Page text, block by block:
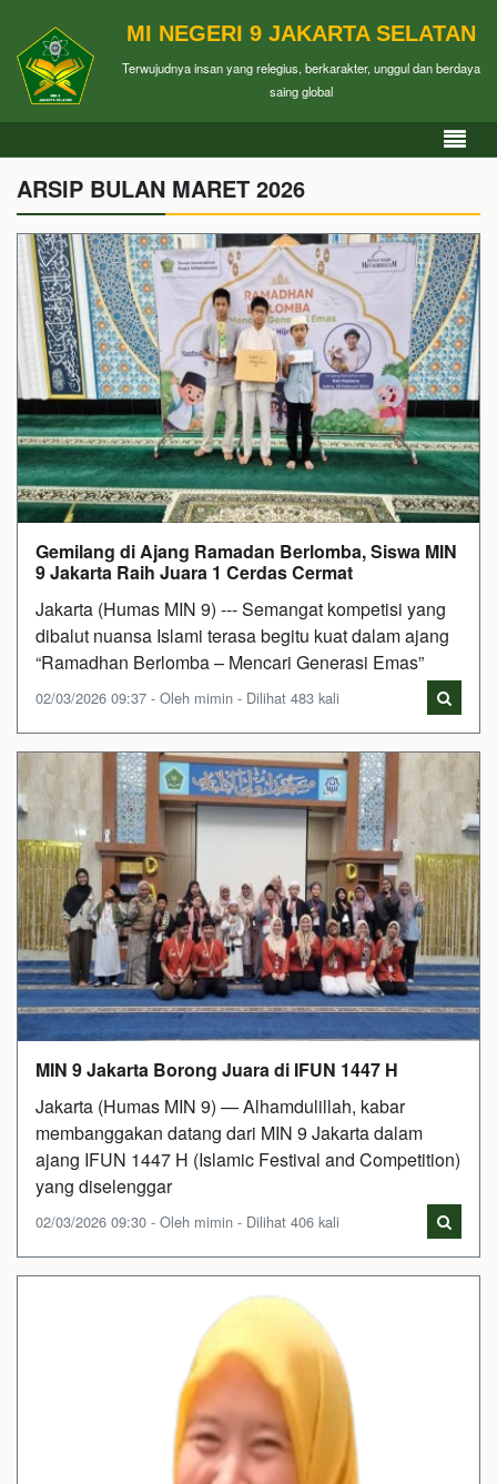
MI NEGERI 9 JAKARTA SELATAN
Terwujudnya insan yang relegius, berkarakter, unggul dan berdaya
saing global
ARSIP BULAN MARET 2026
Gemilang di Ajang Ramadan Berlomba, Siswa MIN
9 Jakarta Raih Juara 1 Cerdas Cermat
Jakarta (Humas MIN 9) --- Semangat kompetisi yang
dibalut nuansa Islami terasa begitu kuat dalam ajang
“Ramadhan Berlomba – Mencari Generasi Emas”
02/03/2026 09:37 - Oleh mimin - Dilihat 483 kali
MIN 9 Jakarta Borong Juara di IFUN 1447 H
Jakarta (Humas MIN 9) — Alhamdulillah, kabar
membanggakan datang dari MIN 9 Jakarta dalam
ajang IFUN 1447 H (Islamic Festival and Competition)
yang diselenggar
02/03/2026 09:30 - Oleh mimin - Dilihat 406 kali